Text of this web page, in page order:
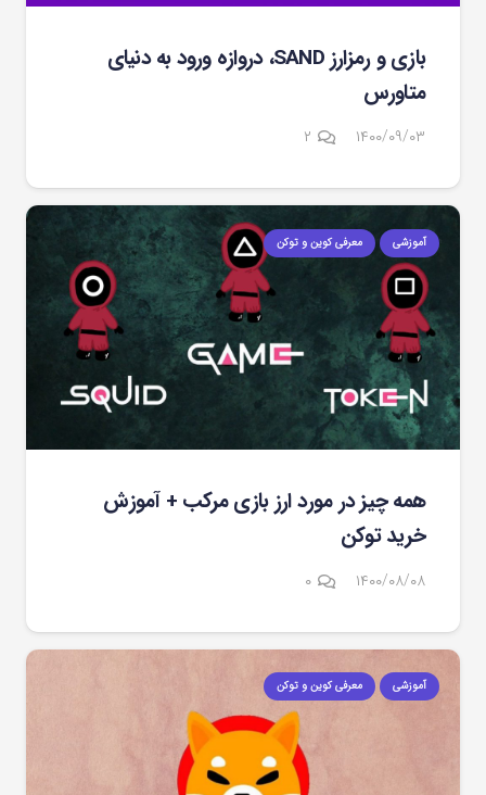
بازی و رمزارز SAND، دروازه ورود به دنیای
متاورس
۱۴۰۰/۰۹/۰۳ ۲دیدگاه
آموزشی معرفی کوین و توکن
همه چیز در مورد ارز بازی مرکب + آموزش
خرید توکن
۱۴۰۰/۰۸/۰۸ ۰
آموزشی معرفی کوین و توکن